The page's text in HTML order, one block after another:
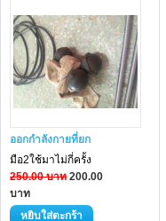
ออกกำลังกายที่ยก
มือ2ใช้มาไม่กี่ครั้ง
250.00 บาท 200.00
บาท